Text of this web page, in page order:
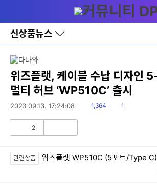
와
홈
신상품뉴스
바
로
레
이
어
토
위즈플랫, 케이블 수납 디자인
멀티 허브 ‘WP510C’ 출시
2023.09.13. 17:24:08
읽
1,364
댓1
2
관련상품 위즈플랫 WP510C (5포트/Type C)